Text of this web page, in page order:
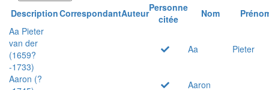
DescriptionCorrespondantAuteurPersonne
citée
Nom
Aa Pieter
van der
(1659?
-1733)
Aa Pieter
Aaron (?
Aaron